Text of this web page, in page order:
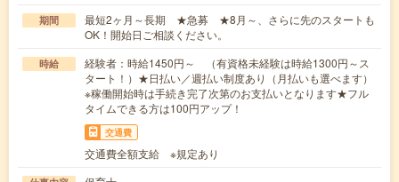
期間
最短2ヶ月～長期 ★急募 ★8月～、さらに先のスタートも
OK！開始日ご相談ください。
時給
経験者：時給1450円～ （有資格未経験は時給1300円～ス
タート！）★日払い／週払い制度あり（月払いも選べます）
※稼働開始時は手続き完了次第のお支払いとなります★フル
タイムできる方は100円アップ！
交通費
交通費全額支給 ※規定あり